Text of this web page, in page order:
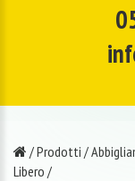
/Prodotti /
Libero /